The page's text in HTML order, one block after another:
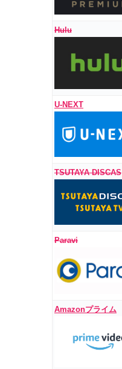
Hulu
U-NEXT
TSUTAYA DISCAS
Paravi
Amazonプライム